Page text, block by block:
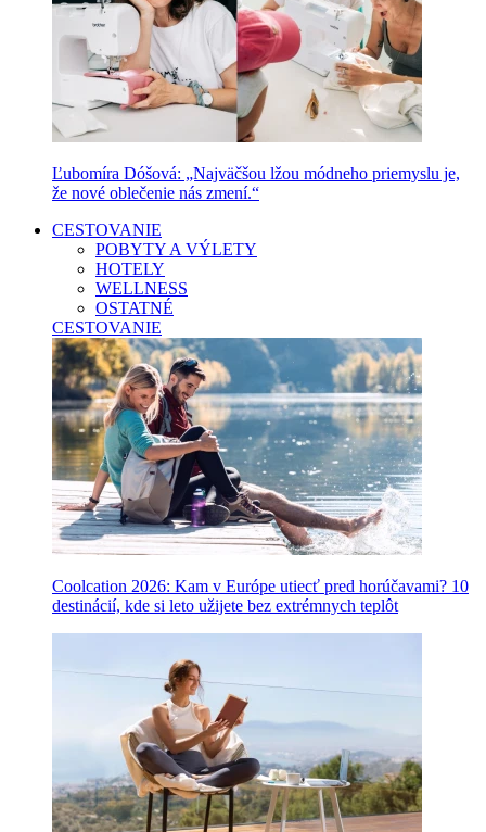
Ľubomíra Dóšová: „Najväčšou lžou módneho priemyslu je,
že nové oblečenie nás zmení.“
CESTOVANIE
POBYTY A VÝLETY
HOTELY
WELLNESS
OSTATNÉ
CESTOVANIE
Coolcation 2026: Kam v Európe utiecť pred horúčavami? 10
destinácií, kde si leto užijete bez extrémnych teplôt